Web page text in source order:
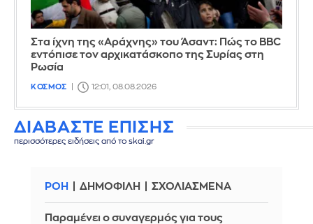
Στα ίχνη της «Αράχνης» του Άσαντ: Πώς το BBC
εντόπισε τον αρχικατάσκοπο της Συρίας στη
Ρωσία
ΚΟΣΜΟΣ 12:01, 08.08.2026
ΔΙΑΒΑΣΤΕ ΕΠΙΣΗΣ
περισσότερες ειδήσεις από το skai.gr
ΡΟΗ ΔΗΜΟΦΙΛΗ ΣΧΟΛΙΑΣΜΕΝΑ
Παραμένει ο συναγερμός για τους